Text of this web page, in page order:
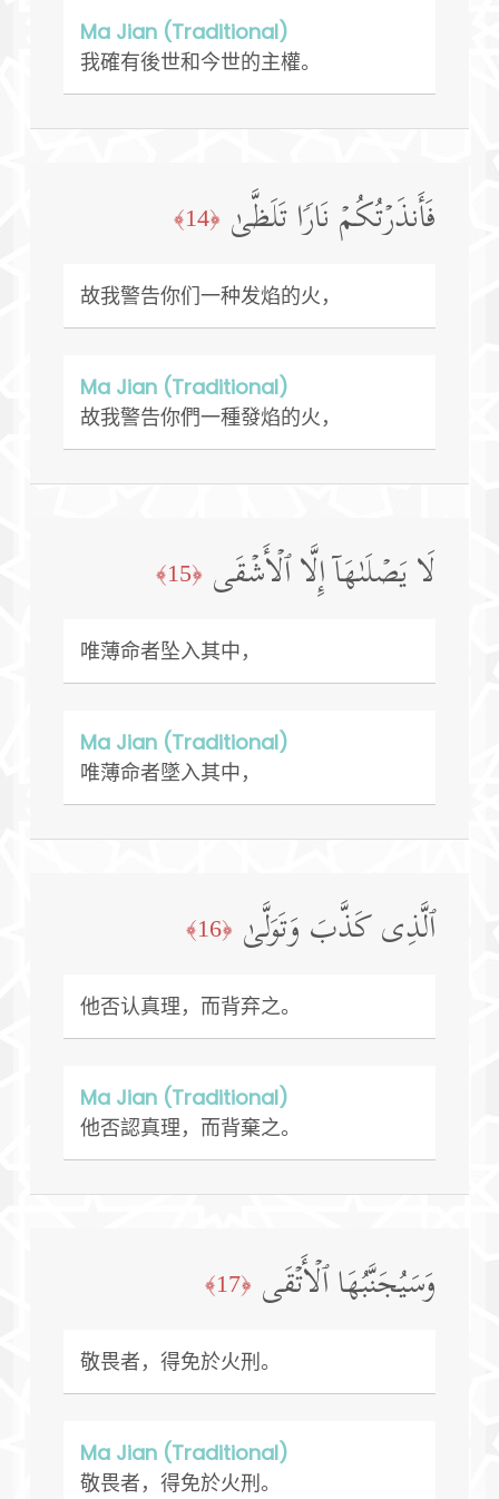
Ma Jian (Traditional)
我確有後世和今世的主權。
فَأَنذَرۡتُكُمۡ نَارࣰا تَلَظَّىٰ ﴿14﴾
故我警告你们一种发焰的火，
Ma Jian (Traditional)
故我警告你們一種發焰的火，
لَا یَصۡلَىٰهَاۤ إِلَّا ٱلۡأَشۡقَى ﴿15﴾
唯薄命者坠入其中，
Ma Jian (Traditional)
唯薄命者墜入其中，
ٱلَّذِی كَذَّبَ وَتَوَلَّىٰ ﴿16﴾
他否认真理，而背弃之。
Ma Jian (Traditional)
他否認真理，而背棄之。
وَسَیُجَنَّبُهَا ٱلۡأَتۡقَى ﴿17﴾
敬畏者，得免於火刑。
Ma Jian (Traditional)
敬畏者，得免於火刑。